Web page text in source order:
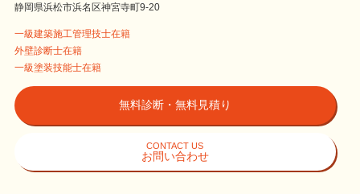
静岡県浜松市浜名区神宮寺町9-20
一級建築施工管理技士在籍
外壁診断士在籍
一級塗装技能士在籍
無料診断・無料見積り
CONTACT US
お問い合わせ